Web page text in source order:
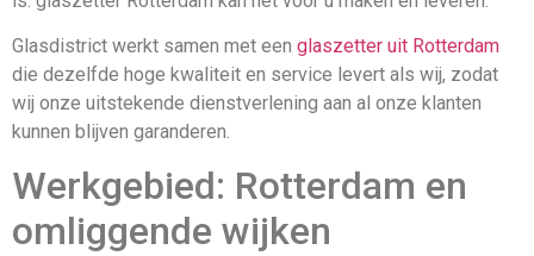
Glasdistrict werkt samen met een glaszetter uit Rotterdam
die dezelfde hoge kwaliteit en service levert als wij, zodat
wij onze uitstekende dienstverlening aan al onze klanten
kunnen blijven garanderen.
Werkgebied: Rotterdam en
omliggende wijken